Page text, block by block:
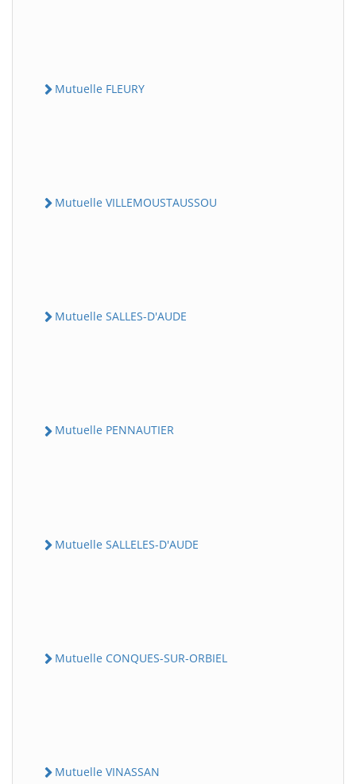
Mutuelle FLEURY
Mutuelle VILLEMOUSTAUSSOU
Mutuelle SALLES-D'AUDE
Mutuelle PENNAUTIER
Mutuelle SALLELES-D'AUDE
Mutuelle CONQUES-SUR-ORBIEL
Mutuelle VINASSAN